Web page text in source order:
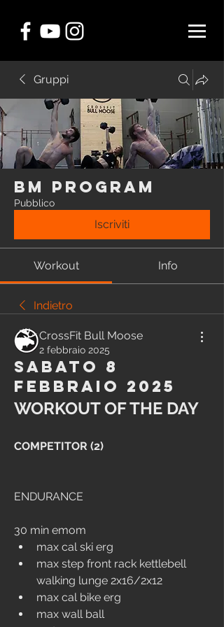
Gruppi
BM Program
Pubblico
Iscriviti
Workout Info
Indietro
CrossFit Bull Moose
2 febbraio 2025
Sabato 8
Febbraio 2025
WORKOUT OF THE DAY
COMPETITOR (2)
ENDURANCE
30 min emom
max cal ski erg
max step front rack kettlebell
walking lunge 2x16/2x12
max cal bike erg
max wall ball